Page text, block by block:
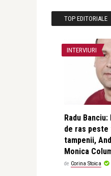
TOP EDITORIALE
INTERVIURI
Radu
de ras peste
tampenii,
Monica
de Corina Stoica